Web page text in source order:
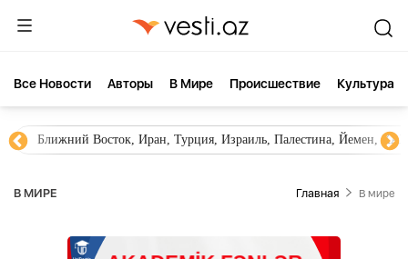
Все Новости Aвторы В Мире Происшествие Культура
Ближний Восток, Иран, Турция, Израиль, Палестина, Йемен,
В МИРЕ Главная В мире